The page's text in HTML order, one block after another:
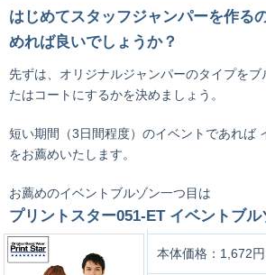
はじめてスタッフジャンパーを作る
めれば良いでしょうか？
先ずは、オリジナルジャンパーのタイプをブ
たはコートにするかを決めましょう。
短い期間（3日間程度）のイベントであれば
をお薦めいたします。
お薦めのイベントブルゾン一つ目は
プリントスター051-ET イベントブル
本体価格：1,672円